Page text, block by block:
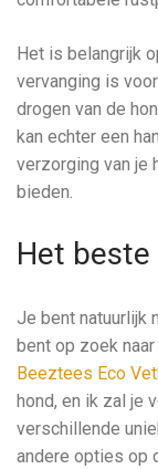
Het is belangrijk
vervanging is
drogen van de
kan echter een
verzorging van je
bieden.
Het
Je bent natuurlijk
bent op zoek
Beeztees Eco
hond, en ik zal je
verschillende
andere opties op